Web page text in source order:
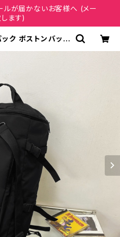
が届かないお客様へ (メー
ます)
ック ボストンバッグ
ファッション 通販